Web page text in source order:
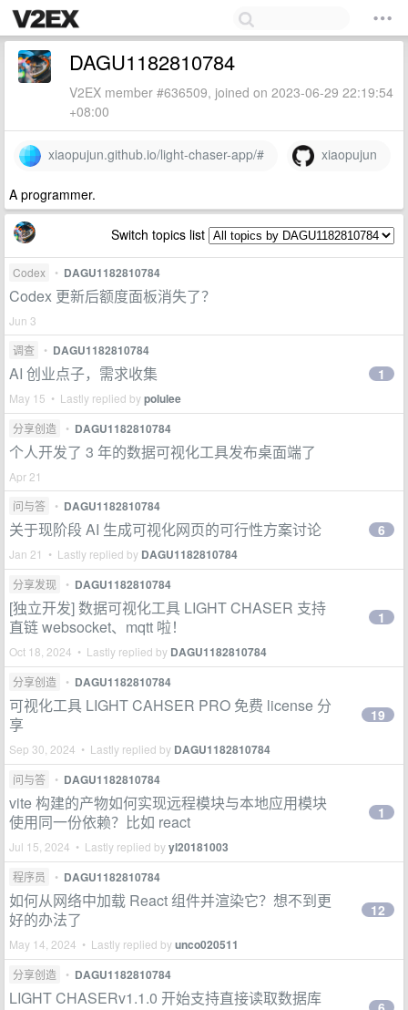
DAGU1182810784
V2EX member #636509, joined on 2023-06-29 22:19:54
+08:00
xiaopujun.github.io/light-chaser-app/# xiaopujun
A programmer.
Switch topics list
Codex • DAGU1182810784
Codex 更新后额度面板消失了？
Jun 3
调查
• DAGU1182810784
AI 创业点子，需求收集
May 15 • Lastly replied bypolulee
1
分享创造 • DAGU1182810784
个人开发了 3 年的数据可视化工具发布桌面端了
Apr 21
问与答
• DAGU1182810784
关于现阶段 AI 生成可视化网页的可行性方案讨论
Jan 21 • Lastly replied by DAGU1182810784
6
分享发现 • DAGU1182810784
[独立开发] 数据可视化工具 LIGHT CHASER 支持
直链 websocket、mqtt 啦！
Oct 18, 2024 • Lastly replied by DAGU1182810784
1
分享创造 • DAGU1182810784
可视化工具 LIGHT CAHSER PRO 免费 license 分
享
Sep 30, 2024 • Lastly replied by DAGU1182810784
19
问与答 • DAGU1182810784
vite 构建的产物如何实现远程模块与本地应用模块
使用同一份依赖？比如 react
Jul 15, 2024 • Lastly replied byyl20181003
1
程序员 • DAGU1182810784
如何从网络中加载 React 组件并渲染它？想不到更
好的办法了
May 14, 2024 • Lastly replied byunco020511
12
分享创造 • DAGU1182810784
LIGHT CHASERv1.1.0 开始支持直接读取数据库